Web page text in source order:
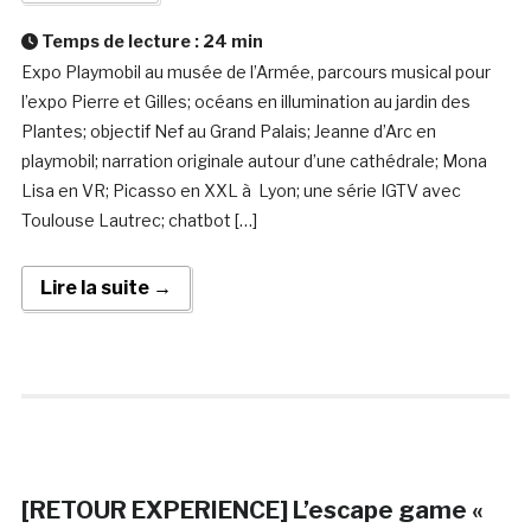
Temps de lecture : 24 min
Expo Playmobil au musée de l’Armée, parcours musical pour
l’expo Pierre et Gilles; océans en illumination au jardin des
Plantes; objectif Nef au Grand Palais; Jeanne d’Arc en
playmobil; narration originale autour d’une cathédrale; Mona
Lisa en VR; Picasso en XXL à Lyon; une série IGTV avec
Toulouse Lautrec; chatbot […]
Lire la suite →
[RETOUR EXPERIENCE] L’escape game «